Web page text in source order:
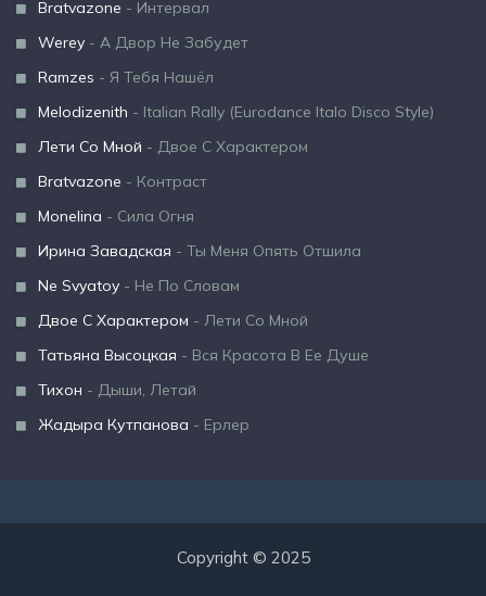
Bratvazone - Интервал
Werey - А Двор Не Забудет
Ramzes - Я Тебя Нашёл
Melodizenith - Italian Rally (Eurodance Italo Disco Style)
Лети Со Мной - Двое С Характером
Bratvazone - Контраст
Monelina - Сила Огня
Ирина Завадская - Ты Меня Опять Отшила
Ne Svyatoy - Не По Словам
Двое С Характером - Лети Со Мной
Татьяна Высоцкая - Вся Красота В Ее Душе
Тихон - Дыши, Летай
Жадыра Кутпанова - Ерлер
Copyright © 2025